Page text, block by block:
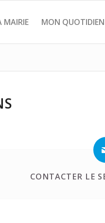
MAIRIE MON QUOTIDIEN
CONTACTER LE